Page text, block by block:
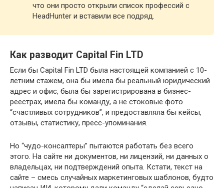
что они просто открыли список профессий с
HeadHunter и вставили все подряд.
Как разводит Capital Fin LTD
Если бы Capital Fin LTD была настоящей компанией с 10-
летним стажем, она бы имела бы реальный юридический
адрес и офис, была бы зарегистрирована в бизнес-
реестрах, имела бы команду, а не стоковые фото
“счастливых сотрудников”, и предоставляла бы кейсы,
отзывы, статистику, пресс-упоминания.
Но “чудо-консалтеры” пытаются работать без всего
этого. На сайте ни документов, ни лицензий, ни данных о
владельцах, ни подтверждений опыта. Кстати, текст на
сайте – смесь случайных маркетинговых шаблонов, будто